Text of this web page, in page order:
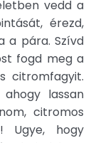
vedd a
érezd,
a pára. Szívd
fogd meg a
citromfagyit.
lassan
citromos
Ugye, hogy